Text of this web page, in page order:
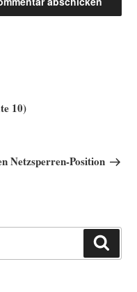
10)
Netzsperren-Position